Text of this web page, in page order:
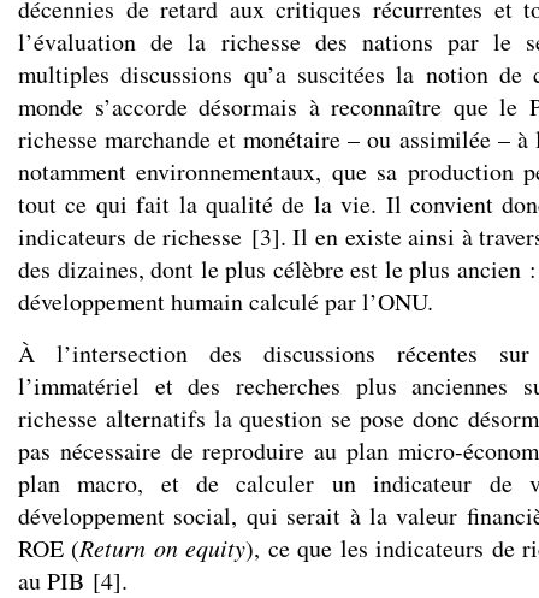
décennies de retard aux critiques récurrentes et
l’évaluation de la richesse des nations par le
multiples discussions qu’a suscitées la notion
monde s’accorde désormais à reconnaître que
richesse marchande et monétaire – ou assimilée – à
notamment environnementaux, que sa production
tout ce qui fait la qualité de la vie. Il convient
indicateurs de richesse [3]. Il en existe ainsi à
des dizaines, dont le plus célèbre est le plus ancien
développement humain calculé par l’ONU.
À l’intersection des discussions récentes
l’immatériel et des recherches plus anciennes
richesse alternatifs la question se pose donc
pas nécessaire de reproduire au plan micro-
plan macro, et de calculer un indicateur de
développement social, qui serait à la valeur
ROE (Return on equity), ce que les indicateurs de
au PIB [4].